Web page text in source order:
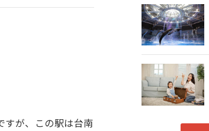
すが、この駅は台南